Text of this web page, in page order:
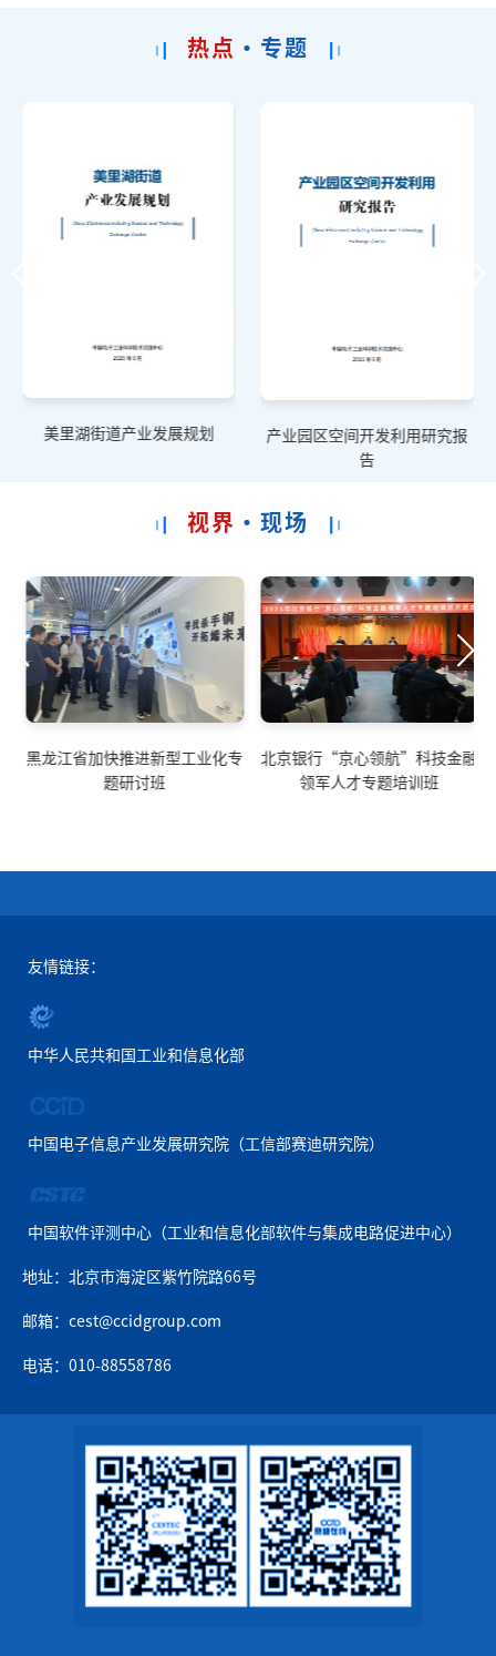
热点 ·专题
美里湖街道产业发展规划
产业园区空间开发利用研究报
告
视界 ·现场
黑龙江省加快推进新型工业化专
题研讨班
北京银行“京心领航”科技金融
领军人才专题培训班
友情链接：
中华人民共和国工业和信息化部
中国电子信息产业发展研究院（工信部赛迪研究院）
中国软件评测中心（工业和信息化部软件与集成电路促进中心）
地址：北京市海淀区紫竹院路66号
邮箱：cest@ccidgroup.com
电话：010-88558786